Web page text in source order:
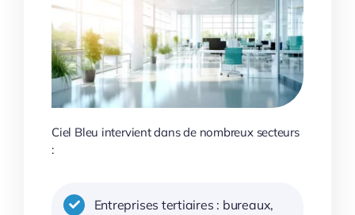
Ciel Bleu intervient dans de nombreux secteurs
:
Entreprises tertiaires : bureaux,